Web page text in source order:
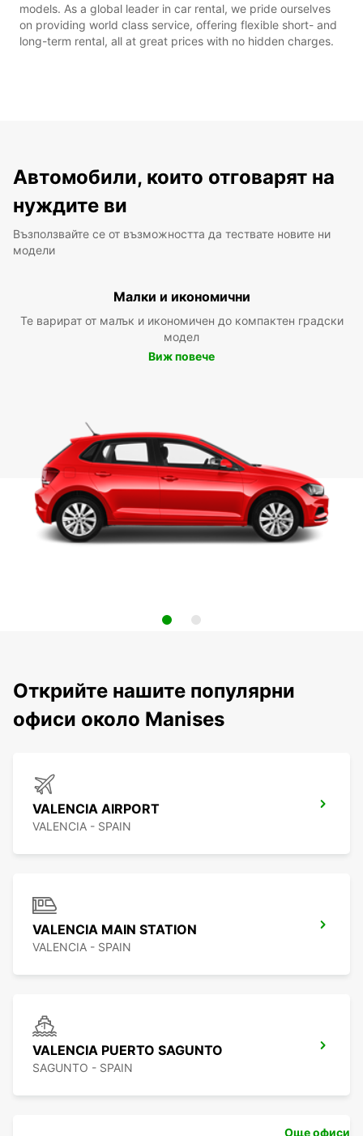
models. As a global leader in car rental, we pride ourselves
on providing world class service, offering flexible short- and
long-term rental, all at great prices with no hidden charges.
Автомобили, които отговарят на
нуждите ви
Възползвайте се от възможността да тествате новите ни
модели
Малки и икономични
Те варират от малък и икономичен до компактен градски
модел
Виж повече
Открийте нашите популярни
офиси около Manises
VALENCIA AIRPORT
VALENCIA - SPAIN
VALENCIA MAIN STATION
VALENCIA - SPAIN
VALENCIA PUERTO SAGUNTO
SAGUNTO - SPAIN
Още офиси